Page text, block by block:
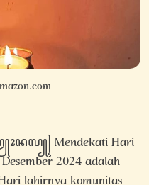
Mendekati Hari
2024 adalah